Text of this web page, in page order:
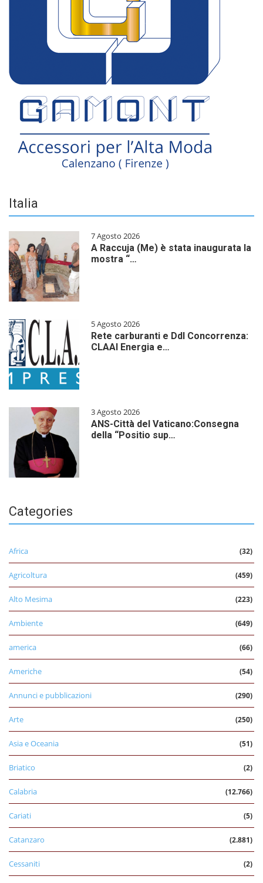
Italia
7 Agosto 2026
A Raccuja (Me) è stata inaugurata la
mostra “…
5 Agosto 2026
Rete carburanti e Ddl Concorrenza:
CLAAI Energia e…
3 Agosto 2026
ANS-Città del Vaticano:Consegna
della “Positio sup…
Categories
Africa (32)
Agricoltura (459)
Alto Mesima (223)
Ambiente (649)
america (66)
Americhe (54)
Annunci e pubblicazioni (290)
Arte (250)
Asia e Oceania (51)
Briatico (2)
Calabria (12.766)
Cariati (5)
Catanzaro (2.881)
Cessaniti (2)